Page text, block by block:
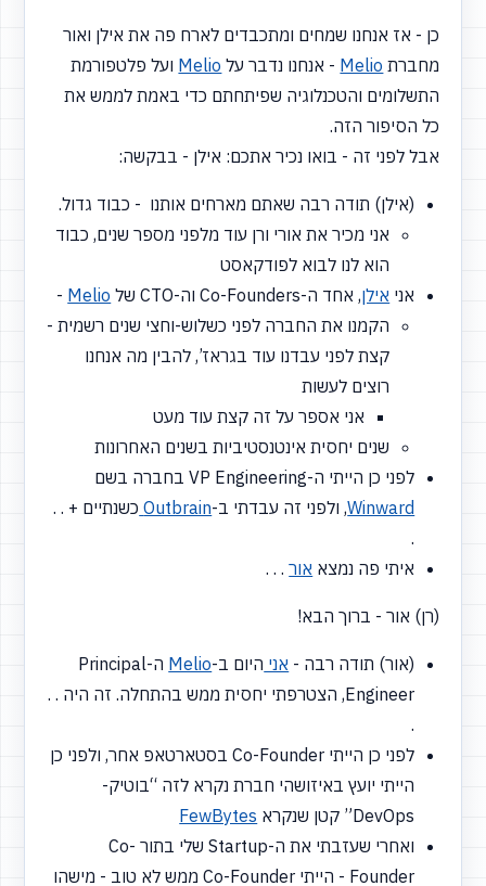
כן - אז אנחנו שמחים ומתכבדים לארח פה את אילן ואור
מחברת Melio - אנחנו נדבר על Melio ועל פלטפורמת
התשלומים והטכנלוגיה שפיתחתם כדי באמת לממש את
כל הסיפור הזה.
אבל לפני זה - בואו נכיר אתכם: אילן - בבקשה:
(אילן) תודה רבה שאתם מארחים אותנו - כבוד גדול.
אני מכיר את אורי ורן עוד מלפני מספר שנים, כבוד
הוא לנו לבוא לפודקאסט
אני אילן, אחד ה-Co-Founders וה-CTO של Melio
-
הקמנו את החברה לפני כשלוש-וחצי שנים רשמית -
קצת לפני עבדנו עוד בגראז’, להבין מה אנחנו
רוצים לעשות
אני אספר על זה קצת עוד מעט
שנים יחסית אינטנסטיביות בשנים האחרונות
לפני כן הייתי ה-VP Engineering בחברה בשם
Winward, ולפני זה עבדתי ב-Outbrain כשנתיים + . .
.
איתי פה נמצא אור. . .
(רן) אור - ברוך הבא!
(אור) תודה רבה - אני היום ב-Melio
ה-Principal
Engineer, הצטרפתי יחסית ממש בהתחלה. זה היה . .
.
לפני כן הייתי Co-Founder בסטארטאפ אחר, ולפני כן
הייתי יועץ באיזושהי חברת נקרא לזה “בוטיק-
DevOps”
קטן שנקרא FewBytes
ואחרי שעזבתי את ה-Startup שלי בתור Co-
Founder - הייתי Co-Founder ממש לא טוב - מישהו